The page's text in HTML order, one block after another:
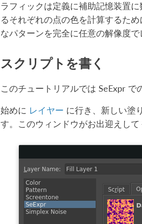
ラフィックは定義に補助記憶装置
るそれぞれの点の色を計算するため
なパターンを完全に任意の解像度で
スクリプトを書く
このチュートリアルでは SeExpr で
始めに レイヤー に行き、新しい塗
す。このウィンドウがお出迎えして